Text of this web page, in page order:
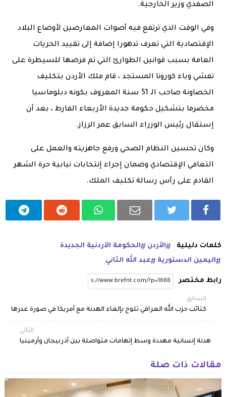
الصفدي وزير الخارجية.
وفي الوقت الذي ترتفع فيه أصوات المعارضين لأوضاع البلاد
الإقتصادية التي تعرف تدهورا إضافة إلى تقييد الحريات
العامة بسبب قوانين الطوارئ التي تم فرضها للسيطرة على
تفشي وباء كورونا المستجد ، قام ملك الأردن بتكليف
الخصاونة صاحب الـ 51 سنة المعروف بكونه دبلوماسيا
مخضرما بتشكيل حكومة جديدة الأربعاء الفارط ، بعد أن
إستقال رئيس الوزراء السابق عمر الرزاز.
وكان تحسين النظام الصحي ورفع جاهزيته والعمل على
التعافي الإقتصادي وضمان إجراء إنتخابات نيابية حرة الشهر
القادم على رأس رسالة تكليف الملك.
كلمات دليلية الأردن
الحكومة الأردنية الجديدة
اليمين الدستورية
عبد الله الثاني
رابط مختصر
السابق
كتائب حزب الله العراقي تلوح بإلغاء الهدنة مع أمريكا في صورة غدرها
التالي
هدنة إنسانية مهددة وسط إتهامات متواصلة بين أذربيجان وأرمينيا
مقالات ذات صلة